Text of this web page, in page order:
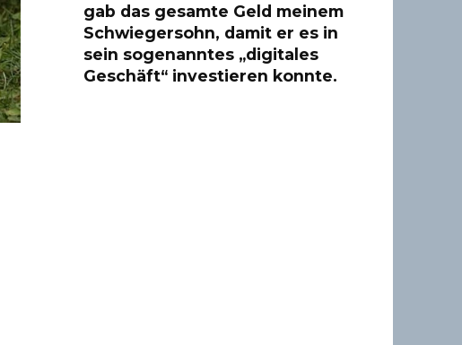
gab das gesamte Geld meinem
Schwiegersohn, damit er es in
sein sogenanntes „digitales
Geschäft“ investieren konnte.